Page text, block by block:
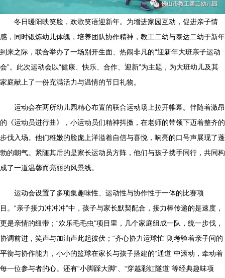
冬日暖阳映笑脸，欢歌笑语迎新年。为增进家园互动，促进亲子情
感，同时锻炼幼儿体魄，培养团队协作精神，教工二幼与泰达二幼于新年
到来之际，联合举办了一场别开生面、热闹非凡的“迎新年大班亲子运动
会”。此次运动会以“健康、快乐、合作、迎新”为主题，为大班幼儿及其
家庭献上了一份充满活力与温情的节日礼物。
运动会在两所幼儿园精心布置的联合运动场上拉开帷幕。伴随着激昂
的《运动员进行曲》，小运动员们精神抖擞，在老师的带领下迈着整齐的
步伐入场。他们稚嫩的脸庞上洋溢着自信与喜悦，响亮的口号声展现了蓬
勃的朝气。紧随其后的是家长运动员方阵，他们与孩子携手同行，共同构
成了一道温馨而亮丽的风景线。
运动会设置了多项集趣味性、运动性与协作性于一体的比赛项
目。“亲子接力冲冲冲”中，孩子与家长默契配合，接力棒传递的是速度，
更是亲情的纽带；“欢乐毛毛虫”项目里，几个家庭组成一队，统一步伐，
协调前进，笑声与加油声此起彼伏；“齐心协力运球忙”则考验着亲子间的
平衡与协作能力，小小的篮球在家长与孩子搭建的“通道”中滚动，牵动着
每一位参与者的心。还有“小脚踩大脚”、“穿越彩虹隧道”等经典趣味项